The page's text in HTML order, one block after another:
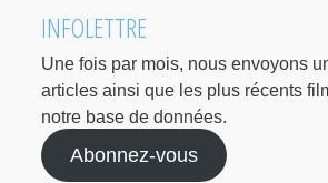
INFOLETTRE
Une fois par mois, nous envoyons
articles ainsi que les plus récents
notre base de données.
Abonnez-vous